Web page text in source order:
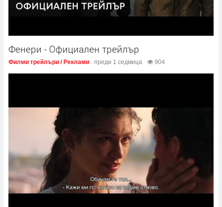
Фенери - Официален трейлър
Филми трейлъри / Реклами преди 1 седмица 904